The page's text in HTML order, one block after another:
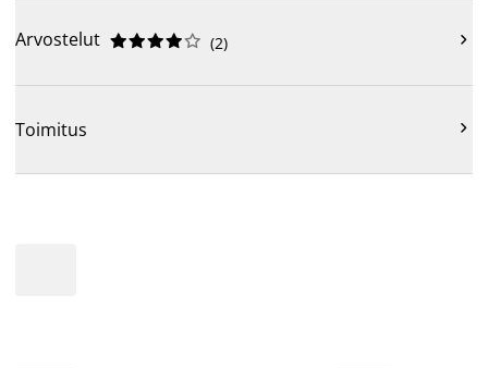
Arvostelut 




 (2) 
Toimitus 